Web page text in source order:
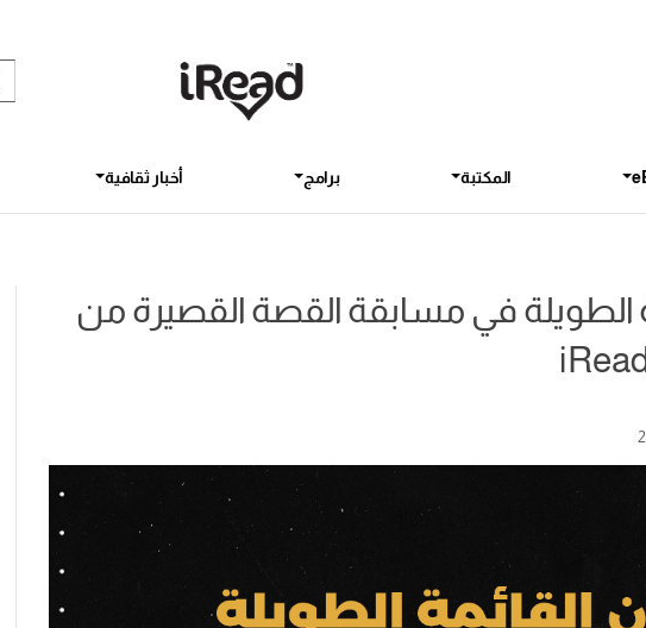
المكتبة برامج أخبار ثقافية
الطويلة في مسابقة القصة القصيرة من